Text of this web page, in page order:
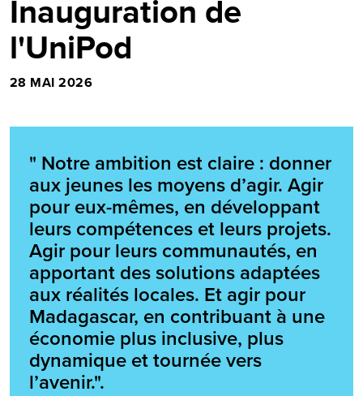
Inauguration de
l'UniPod
28 MAI 2026
" Notre ambition est claire : donner
aux jeunes les moyens d’agir. Agir
pour eux-mêmes, en développant
leurs compétences et leurs projets.
Agir pour leurs communautés, en
apportant des solutions adaptées
aux réalités locales. Et agir pour
Madagascar, en contribuant à une
économie plus inclusive, plus
dynamique et tournée vers
l’avenir.".